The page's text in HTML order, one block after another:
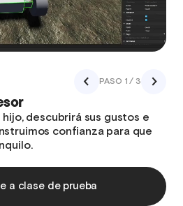
PASO 1 / 3
descubrirá sus gustos e
confianza para que
a clase de prueba